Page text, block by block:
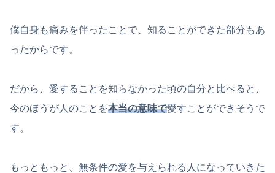
僕自身も痛みを伴ったことで、知ることができた部分もあ
ったからです。
だから、愛することを知らなかった頃の自分と比べると、
今のほうが人のことを本当の意味で愛すことができそうで
す。
もっともっと、無条件の愛を与えられる人になっていきた